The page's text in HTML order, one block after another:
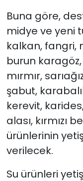
Buna göre,
midye ve yeni
kalkan, fangri,
burun
mırmır,
şabut,
kerevit,
alası, kırmızı
ürünlerinin
verilecek.
Su ürünleri